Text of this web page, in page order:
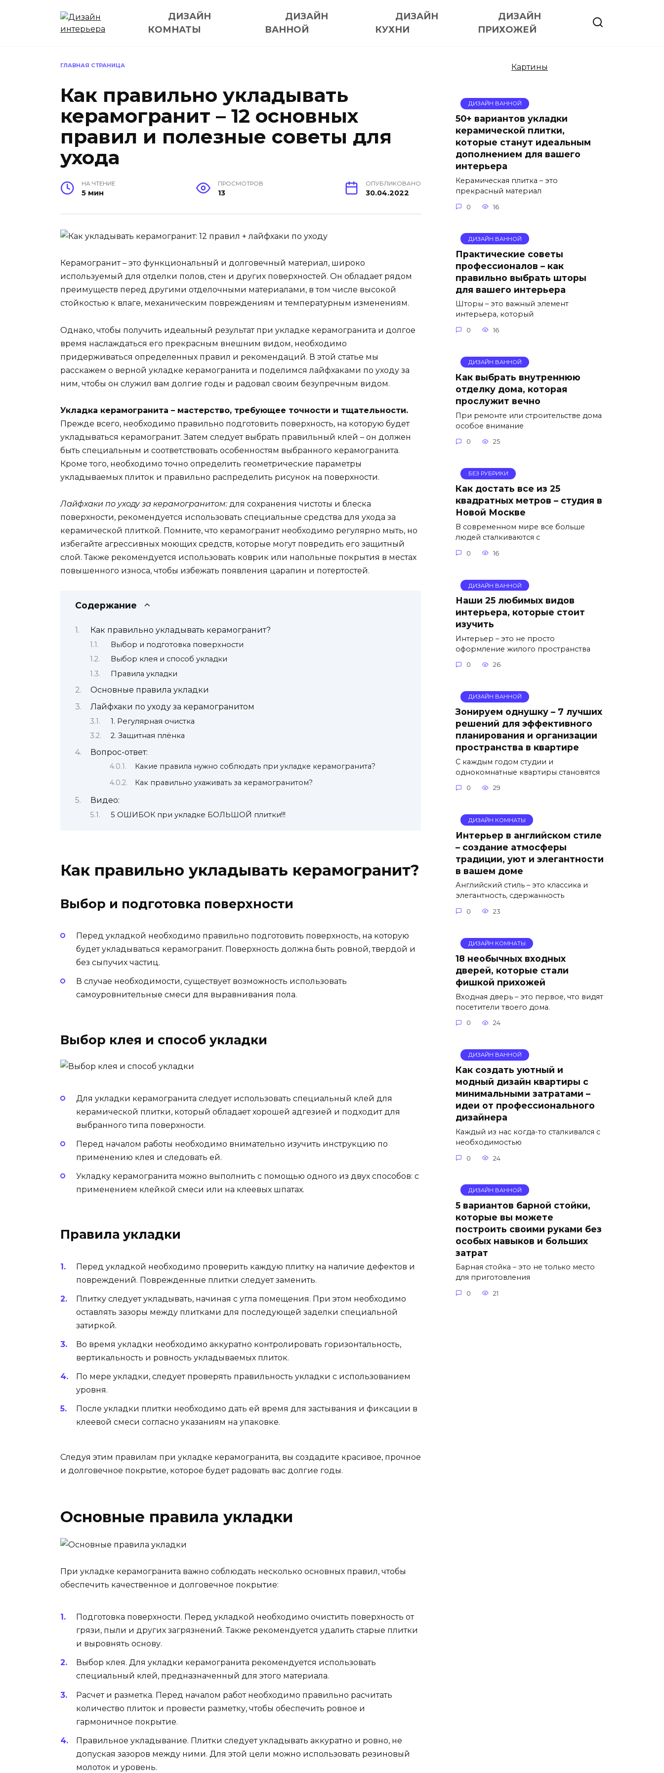
ДИЗАЙН
КОМНАТЫ
ДИЗАЙН
ВАННОЙ
ДИЗАЙН
КУХНИ
ДИЗАЙН
ПРИХОЖЕЙ
ГЛАВНАЯ СТРАНИЦА
Как правильно укладывать
керамогранит – 12 основных
правил и полезные советы для
ухода
НА ЧТЕНИЕ
5 мин
ПРОСМОТРОВ
13
ОПУБЛИКОВАНО
30.04.2022
Керамогранит – это функциональный и долговечный материал, широко
используемый для отделки полов, стен и других поверхностей. Он обладает рядом
преимуществ перед другими отделочными материалами, в том числе высокой
стойкостью к влаге, механическим повреждениям и температурным изменениям.
Однако, чтобы получить идеальный результат при укладке керамогранита и долгое
время наслаждаться его прекрасным внешним видом, необходимо
придерживаться определенных правил и рекомендаций. В этой статье мы
расскажем о верной укладке керамогранита и поделимся лайфхаками по уходу за
ним, чтобы он служил вам долгие годы и радовал своим безупречным видом.
Укладка керамогранита – мастерство, требующее точности и тщательности.
Прежде всего, необходимо правильно подготовить поверхность, на которую будет
укладываться керамогранит. Затем следует выбрать правильный клей – он должен
быть специальным и соответствовать особенностям выбранного керамогранита.
Кроме того, необходимо точно определить геометрические параметры
укладываемых плиток и правильно распределить рисунок на поверхности.
Лайфхаки по уходу за керамогранитом:для сохранения чистоты и блеска
поверхности, рекомендуется использовать специальные средства для ухода за
керамической плиткой. Помните, что керамогранит необходимо регулярно мыть, но
избегайте агрессивных моющих средств, которые могут повредить его защитный
слой. Также рекомендуется использовать коврик или напольные покрытия в местах
повышенного износа, чтобы избежать появления царапин и потертостей.
Содержание
Как правильно укладывать керамогранит?
Выбор и подготовка поверхности
Выбор клея и способ укладки
Правила укладки
Основные правила укладки
Лайфхаки по уходу за керамогранитом
1. Регулярная очистка
2. Защитная плёнка
Вопрос-ответ:
Какие правила нужно соблюдать при укладке керамогранита?
Как правильно ухаживать за керамогранитом?
Видео:
5 ОШИБОК при укладке БОЛЬШОЙ плитки!!!
Как правильно укладывать керамогранит?
Выбор и подготовка поверхности
Перед укладкой необходимо правильно подготовить поверхность, на которую
будет укладываться керамогранит. Поверхность должна быть ровной, твердой и
без сыпучих частиц.
В случае необходимости, существует возможность использовать
самоуровнительные смеси для выравнивания пола.
Выбор клея и способ укладки
Для укладки керамогранита следует использовать специальный клей для
керамической плитки, который обладает хорошей адгезией и подходит для
выбранного типа поверхности.
Перед началом работы необходимо внимательно изучить инструкцию по
применению клея и следовать ей.
Укладку керамогранита можно выполнить с помощью одного из двух способов: с
применением клейкой смеси или на клеевых шпатах.
Правила укладки
Перед укладкой необходимо проверить каждую плитку на наличие дефектов и
повреждений. Поврежденные плитки следует заменить.
Плитку следует укладывать, начиная с угла помещения. При этом необходимо
оставлять зазоры между плитками для последующей заделки специальной
затиркой.
Во время укладки необходимо аккуратно контролировать горизонтальность,
вертикальность и ровность укладываемых плиток.
По мере укладки, следует проверять правильность укладки с использованием
уровня.
После укладки плитки необходимо дать ей время для застывания и фиксации в
клеевой смеси согласно указаниям на упаковке.
Следуя этим правилам при укладке керамогранита, вы создадите красивое, прочное
и долговечное покрытие, которое будет радовать вас долгие годы.
Основные правила укладки
При укладке керамогранита важно соблюдать несколько основных правил, чтобы
обеспечить качественное и долговечное покрытие:
Подготовка поверхности. Перед укладкой необходимо очистить поверхность от
грязи, пыли и других загрязнений. Также рекомендуется удалить старые плитки
и выровнять основу.
Выбор клея. Для укладки керамогранита рекомендуется использовать
специальный клей, предназначенный для этого материала.
Расчет и разметка. Перед началом работ необходимо правильно расчитать
количество плиток и провести разметку, чтобы обеспечить ровное и
гармоничное покрытие.
Правильное укладывание. Плитки следует укладывать аккуратно и ровно, не
допуская зазоров между ними. Для этой цели можно использовать резиновый
молоток и уровень.
Картины
ДИЗАЙН ВАННОЙ
50+ вариантов укладки
керамической плитки,
которые станут идеальным
дополнением для вашего
интерьера
Керамическая плитка – это
прекрасный материал
0 16
ДИЗАЙН ВАННОЙ
Практические советы
профессионалов – как
правильно выбрать шторы
для вашего интерьера
Шторы – это важный элемент
интерьера, который
0 16
ДИЗАЙН ВАННОЙ
Как выбрать внутреннюю
отделку дома, которая
прослужит вечно
При ремонте или строительстве дома
особое внимание
0 25
БЕЗ РУБРИКИ
Как достать все из 25
квадратных метров – студия в
Новой Москве
В современном мире все больше
людей сталкиваются с
0 16
ДИЗАЙН ВАННОЙ
Наши 25 любимых видов
интерьера, которые стоит
изучить
Интерьер – это не просто
оформление жилого пространства
0 26
ДИЗАЙН ВАННОЙ
Зонируем однушку – 7 лучших
решений для эффективного
планирования и организации
пространства в квартире
С каждым годом студии и
однокомнатные квартиры становятся
0 29
ДИЗАЙН КОМНАТЫ
Интерьер в английском стиле
– создание атмосферы
традиции, уют и элегантности
в вашем доме
Английский стиль – это классика и
элегантность, сдержанность
0 23
ДИЗАЙН КОМНАТЫ
18 необычных входных
дверей, которые стали
фишкой прихожей
Входная дверь – это первое, что видят
посетители твоего дома.
0 24
ДИЗАЙН ВАННОЙ
Как создать уютный и
модный дизайн квартиры с
минимальными затратами –
идеи от профессионального
дизайнера
Каждый из нас когда-то сталкивался с
необходимостью
0 24
ДИЗАЙН ВАННОЙ
5 вариантов барной стойки,
которые вы можете
построить своими руками без
особых навыков и больших
затрат
Барная стойка – это не только место
для приготовления
0 21